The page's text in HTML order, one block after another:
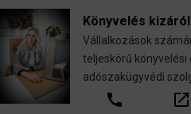
Könyvelés
Vállalkozások
teljeskörű könyvelési
adószakügyvédi
call open_in_new